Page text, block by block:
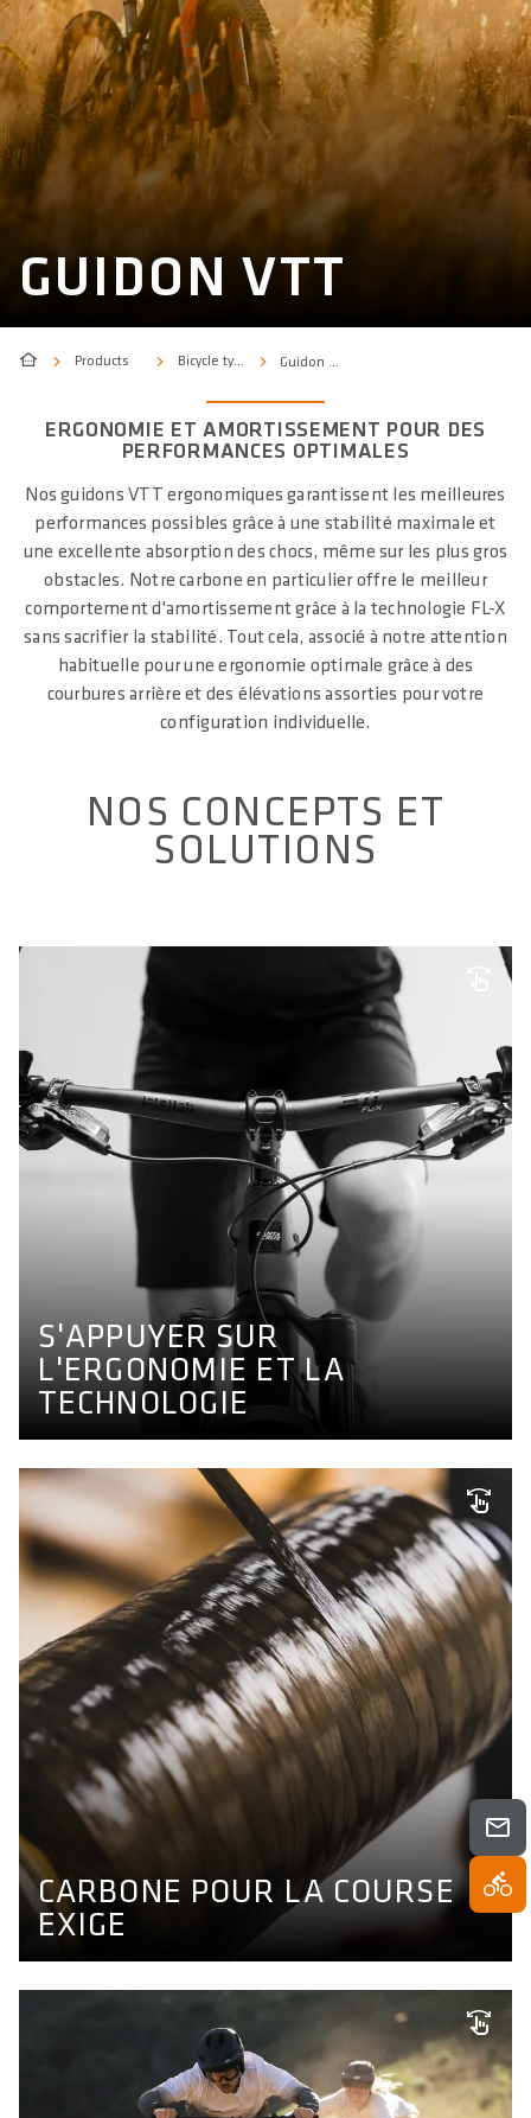
GUIDON VTT
Products Bicycle type Guidon VTT
ERGONOMIE ET AMORTISSEMENT POUR DES
PERFORMANCES OPTIMALES
Nos guidons VTT ergonomiques garantissent les meilleures
performances possibles grâce à une stabilité maximale et
une excellente absorption des chocs, même sur les plus gros
obstacles. Notre carbone en particulier offre le meilleur
comportement d'amortissement grâce à la technologie FL-X
sans sacrifier la stabilité. Tout cela, associé à notre attention
habituelle pour une ergonomie optimale grâce à des
courbures arrière et des élévations assorties pour votre
configuration individuelle.
NOS CONCEPTS ET
SOLUTIONS
S'APPUYER SUR
L'ERGONOMIE ET LA
TECHNOLOGIE
S'APPUYER SUR
L'ERGONOMIE ET LA
TECHNOLOGIE
Découvrez les concepts ergonomiques et les
technologies sur lesquels sont basés nos guidons de
VTT pour permettre la meilleure performance et
maniabilité de votre vélo.
CONCEPT DE GUIDON
CARBONE POUR LA COURSE
EXIGE
CARBONE POUR LA COURSE
EXIGE
Le carbone T1K, notre technologie de stratification,
équilibre rigidité et amortissement pour absorber les
microvibrations à haute vitesse.
TECHNOLOGIE DU CARBONE